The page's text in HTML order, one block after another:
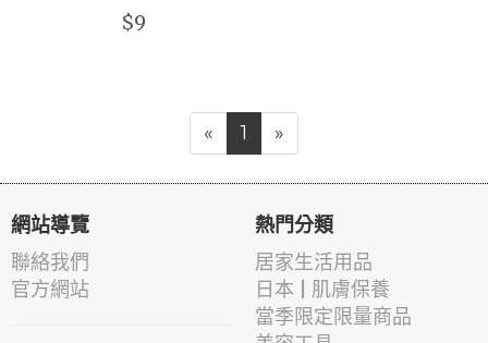
$9
« 1 »
網站導覽
聯絡我們
官方網站
熱門分類
居家生活用品
日本 | 肌膚保養
當季限定限量商品